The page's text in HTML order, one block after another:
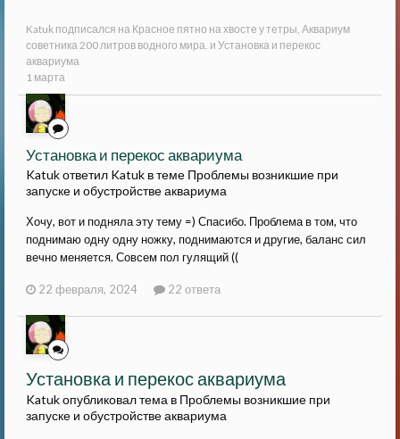
Katuk подписался на Красное пятно на хвосте у тетры, Аквариум
советника 200 литров водного мира. и Установка и перекос
аквариума
1 марта
Установка и перекос аквариума
Katuk ответил Katuk в теме Проблемы возникшие при
запуске и обустройстве аквариума
Хочу, вот и подняла эту тему =) Спасибо. Проблема в том, что
поднимаю одну одну ножку, поднимаются и другие, баланс сил
вечно меняется. Совсем пол гулящий ((
22 февраля, 2024 22 ответа
Установка и перекос аквариума
Katuk опубликовал тема в Проблемы возникшие при
запуске и обустройстве аквариума